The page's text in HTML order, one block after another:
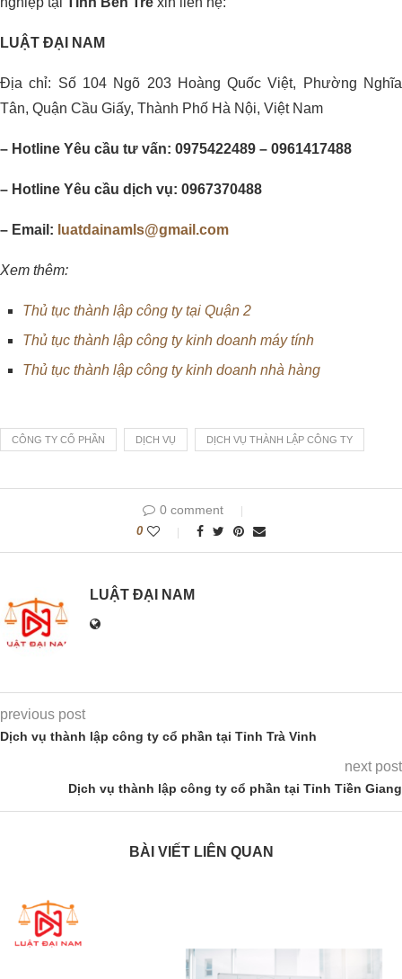
LUẬT ĐẠI NAM
Địa chỉ: Số 104 Ngõ 203 Hoàng Quốc Việt, Phường Nghĩa
Tân, Quận Cầu Giấy, Thành Phố Hà Nội, Việt Nam
– Hotline Yêu cầu tư vấn: 0975422489 – 0961417488
– Hotline Yêu cầu dịch vụ: 0967370488
– Email: luatdainamls@gmail.com
Xem thêm:
Thủ tục thành lập công ty tại Quận 2
Thủ tục thành lập công ty kinh doanh máy tính
Thủ tục thành lập công ty kinh doanh nhà hàng
CÔNG TY CỔ PHẦN DỊCH VỤ DỊCH VỤ THÀNH LẬP CÔNG TY
0 comment
0
LUẬT ĐẠI NAM
previous post
Dịch vụ thành lập công ty cổ phần tại Tỉnh Trà Vinh
next post
Dịch vụ thành lập công ty cổ phần tại Tỉnh Tiền Giang
BÀI VIẾT LIÊN QUAN